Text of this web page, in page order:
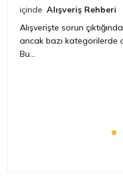
içinde Alışveriş Rehberi
Alışverişte sorun
ancak bazı kategorilerde
Bu...